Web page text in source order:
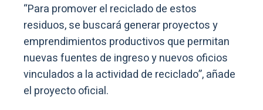
“Para promover el reciclado de estos
residuos, se buscará generar proyectos y
emprendimientos productivos que permitan
nuevas fuentes de ingreso y nuevos oficios
vinculados a la actividad de reciclado”, añade
el proyecto oficial.